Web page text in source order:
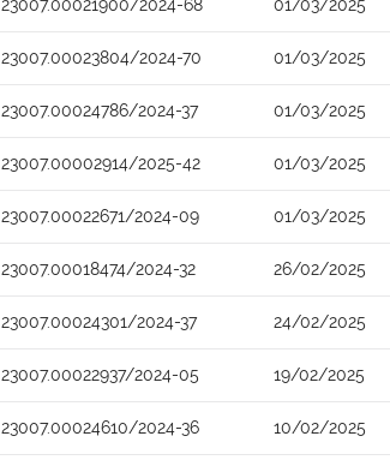
23007.00021900/2024-68 01/03/2025
23007.00023804/2024-70 01/03/2025
23007.00024786/2024-37 01/03/2025
23007.00002914/2025-42 01/03/2025
23007.00022671/2024-09 01/03/2025
23007.00018474/2024-32 26/02/2025
23007.00024301/2024-37 24/02/2025
23007.00022937/2024-05 19/02/2025
23007.00024610/2024-36 10/02/2025